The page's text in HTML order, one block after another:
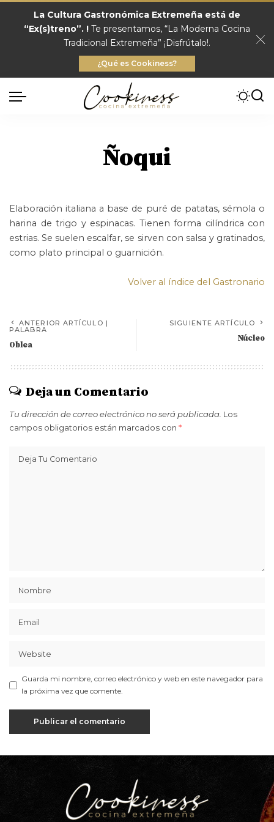
La Cultura Gastronómica Extremeña está de
“Ex(s)treno”. ! Te presentamos, “La Moderna Cocina
Tradicional Extremeña” ¡Disfrútalo!.
¿Qué es Cookiness?
Ñoqui
Elaboración italiana a base de puré de patatas, sémola o
harina de trigo y espinacas. Tienen forma cilíndrica con
estrias. Se suelen escalfar, se sirven con salsa y gratinados,
como plato principal o guarnición.
Volver al índice del Gastronario
ANTERIOR ARTÍCULO |
PALABRA
Oblea
SIGUIENTE ARTÍCULO
Núcleo
Deja un Comentario
Tu dirección de correo electrónico no será publicada. Los
campos obligatorios están marcados con *
Guarda mi nombre, correo electrónico y web en este navegador para
la próxima vez que comente.